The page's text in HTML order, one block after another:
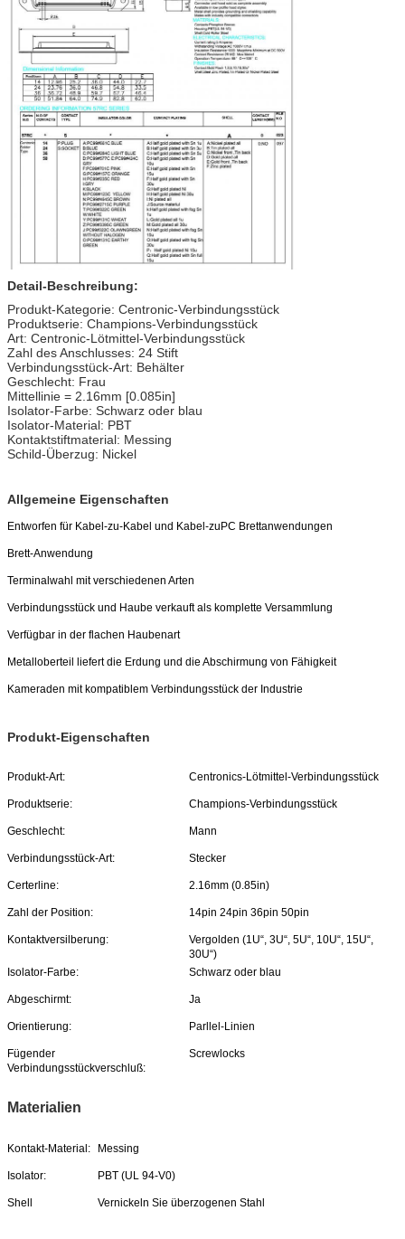
Detail-Beschreibung:
Produkt-Kategorie: Centronic-Verbindungsstück
Produktserie: Champions-Verbindungsstück
Art: Centronic-Lötmittel-Verbindungsstück
Zahl des Anschlusses: 24 Stift
Verbindungsstück-Art: Behälter
Geschlecht: Frau
Mittellinie = 2.16mm [0.085in]
Isolator-Farbe: Schwarz oder blau
Isolator-Material: PBT
Kontaktstiftmaterial: Messing
Schild-Überzug: Nickel
Allgemeine Eigenschaften
Entworfen für Kabel-zu-Kabel und Kabel-zuPC Brettanwendungen
Brett-Anwendung
Terminalwahl mit verschiedenen Arten
Verbindungsstück und Haube verkauft als komplette Versammlung
Verfügbar in der flachen Haubenart
Metalloberteil liefert die Erdung und die Abschirmung von Fähigkeit
Kameraden mit kompatiblem Verbindungsstück der Industrie
Produkt-Eigenschaften
Produkt-Art: Centronics-Lötmittel-Verbindungsstück
Produktserie: Champions-Verbindungsstück
Geschlecht: Mann
Verbindungsstück-Art: Stecker
Certerline: 2.16mm (0.85in)
Zahl der Position: 14pin 24pin 36pin 50pin
Kontaktversilberung:
Vergolden (1U“, 3U“, 5U“, 10U“, 15U“,
30U“)
Isolator-Farbe:
Schwarz oder blau
Abgeschirmt: Ja
Orientierung: Parllel-Linien
Fügender
Verbindungsstückverschluß:
Screwlocks
Materialien
Kontakt-Material: Messing
Isolator: PBT (UL 94-V0)
Shell Vernickeln Sie überzogenen Stahl